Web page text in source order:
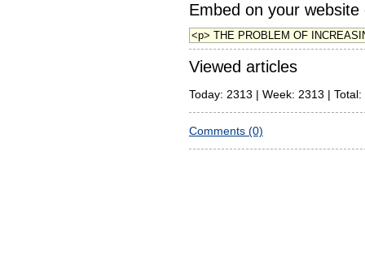
Embed on your website
Viewed articles
Today: 2313 | Week: 2313 | Total:
Comments (0)